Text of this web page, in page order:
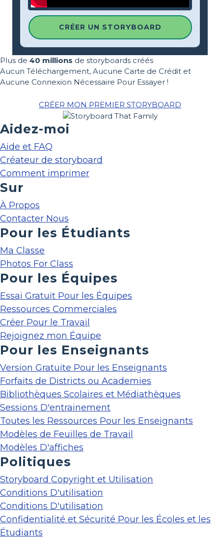
CRÉER UN STORYBOARD
Plus de 40 millions de storyboards créés
Aucun Téléchargement, Aucune Carte de Crédit et
Aucune Connexion Nécessaire Pour Essayer !
CRÉER MON PREMIER STORYBOARD
Aidez-moi
Aide et FAQ
Créateur de storyboard
Comment imprimer
Sur
À Propos
Contacter Nous
Pour les Étudiants
Ma Classe
Photos For Class
Pour les Équipes
Essai Gratuit Pour les Équipes
Ressources Commerciales
Créer Pour le Travail
Rejoignez mon Équipe
Pour les Enseignants
Version Gratuite Pour les Enseignants
Forfaits de Districts ou Academies
Bibliothèques Scolaires et Médiathèques
Sessions D'entrainement
Toutes les Ressources Pour les Enseignants
Modèles de Feuilles de Travail
Modèles D'affiches
Politiques
Storyboard Copyright et Utilisation
Conditions D'utilisation
Conditions D'utilisation
Confidentialité et Sécurité Pour les Écoles et les
Étudiants